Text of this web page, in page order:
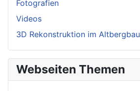
Fotografien
Videos
3D Rekonstruktion im Altbergbau
Webseiten Themen